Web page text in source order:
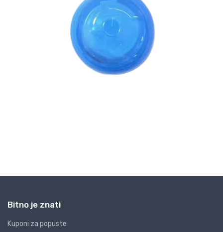
Bitno je znati
Kuponi za popuste